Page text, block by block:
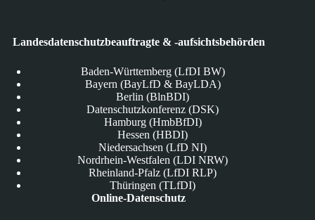
Landesdatenschutzbeauftragte & -aufsichtsbehörden
Baden-Württemberg (LfDI BW)
Bayern (BayLfD & BayLDA)
Berlin (BlnBDI)
Datenschutzkonferenz (DSK)
Hamburg (HmbBfDI)
Hessen (HBDI)
Niedersachsen (LfD NI)
Nordrhein-Westfalen (LDI NRW)
Rheinland-Pfalz (LfDI RLP)
Thüringen (TLfDI)
Online-Datenschutz